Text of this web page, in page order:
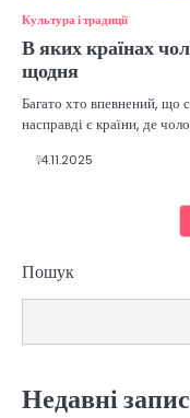
Культура і традиції
В яких країнах
щодня
Багато хто впевнений, що
насправді є країни, де
14.11.2025
Пошук
Недавні